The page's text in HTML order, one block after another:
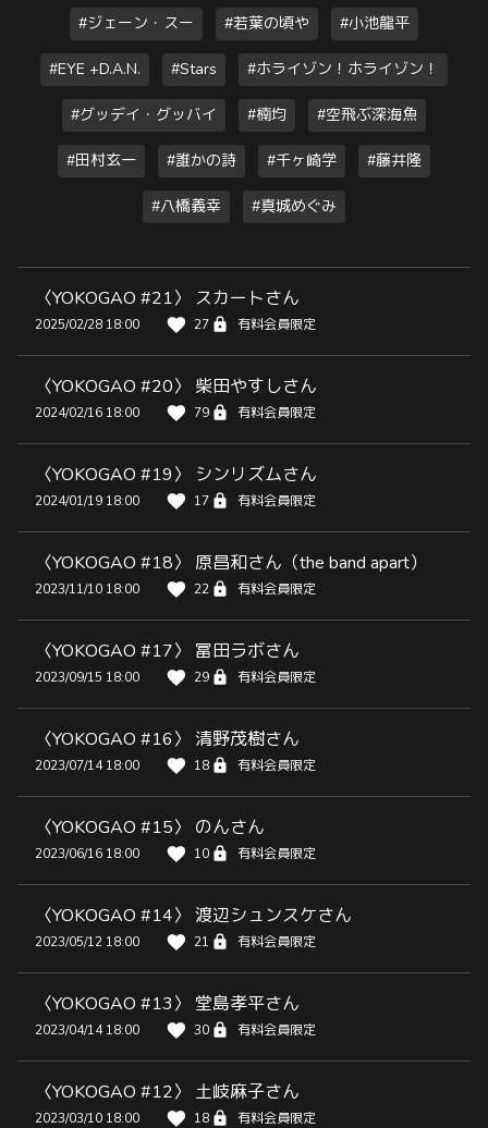
#ジェーン・スー #若葉の頃や #小池龍平
#EYE +D.A.N. #Stars #ホライゾン！ホライゾン！
#グッデイ・グッバイ #楠均 #空飛ぶ深海魚
#田村玄一 #誰かの詩 #千ヶ崎学 #藤井隆
#八橋義幸 #真城めぐみ
〈YOKOGAO #21〉 スカートさん
2025/02/28 18:00 27 有料会員限定
〈YOKOGAO #20〉 柴田やすしさん
2024/02/16 18:00 79 有料会員限定
〈YOKOGAO #19〉 シンリズムさん
2024/01/19 18:00 17 有料会員限定
〈YOKOGAO #18〉 原昌和さん（the band apart）
2023/11/10 18:00 22 有料会員限定
〈YOKOGAO #17〉 冨田ラボさん
2023/09/15 18:00 29 有料会員限定
〈YOKOGAO #16〉 清野茂樹さん
2023/07/14 18:00 18 有料会員限定
〈YOKOGAO #15〉 のんさん
2023/06/16 18:00 10 有料会員限定
〈YOKOGAO #14〉 渡辺シュンスケさん
2023/05/12 18:00 21 有料会員限定
〈YOKOGAO #13〉 堂島孝平さん
2023/04/14 18:00 30 有料会員限定
〈YOKOGAO #12〉 土岐麻子さん
2023/03/10 18:00 18 有料会員限定